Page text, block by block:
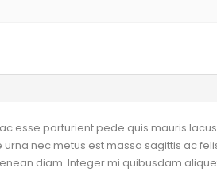
esse parturient pede quis mauris
nec metus est massa sagittis ac
diam. Integer mi quibusdam